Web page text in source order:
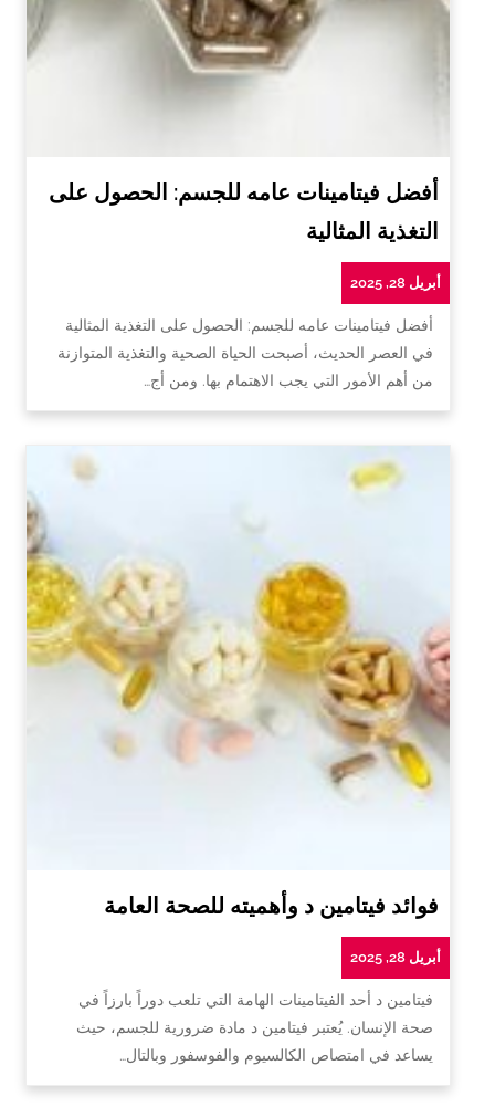
أفضل فيتامينات عامه للجسم: الحصول على
التغذية المثالية
أبريل 28, 2025
أفضل فيتامينات عامه للجسم: الحصول على التغذية المثالية
في العصر الحديث، أصبحت الحياة الصحية والتغذية المتوازنة
من أهم الأمور التي يجب الاهتمام بها. ومن أج…
فوائد فيتامين د وأهميته للصحة العامة
أبريل 28, 2025
فيتامين د أحد الفيتامينات الهامة التي تلعب دوراً بارزاً في
صحة الإنسان. يُعتبر فيتامين د مادة ضرورية للجسم، حيث
يساعد في امتصاص الكالسيوم والفوسفور وبالتال…